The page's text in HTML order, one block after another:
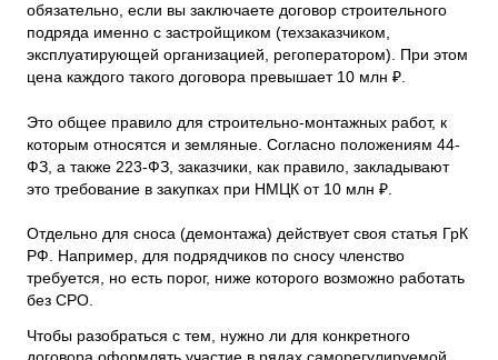
обязательно, если вы заключаете договор строительного
подряда именно с застройщиком (техзаказчиком,
эксплуатирующей организацией, регоператором). При этом
цена каждого такого договора превышает 10 млн ₽.
Это общее правило для строительно-монтажных работ, к
которым относятся и земляные. Согласно положениям 44-
ФЗ, а также 223-ФЗ, заказчики, как правило, закладывают
это требование в закупках при НМЦК от 10 млн ₽.
Отдельно для сноса (демонтажа) действует своя статья ГрК
РФ. Например, для подрядчиков по сносу членство
требуется, но есть порог, ниже которого возможно работать
без СРО.
Чтобы разобраться с тем, нужно ли для конкретного